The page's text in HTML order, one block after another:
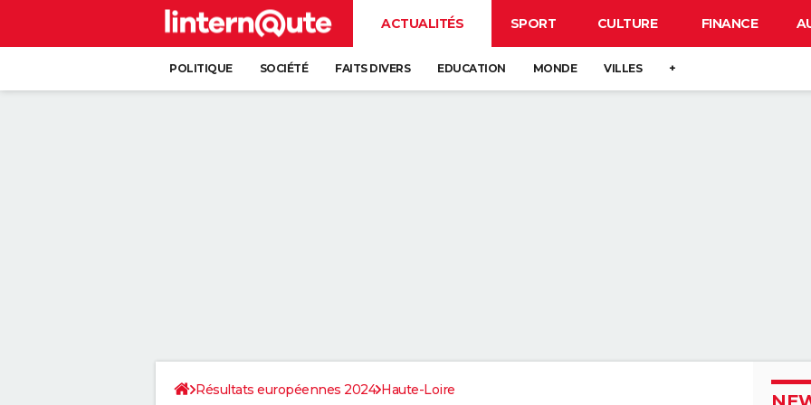
ACTUALITÉS SPORT CULTURE FINANCE
POLITIQUE SOCIÉTÉ FAITS DIVERS EDUCATION MONDE VILLES +
Résultats européennes 2024 Haute-Loire